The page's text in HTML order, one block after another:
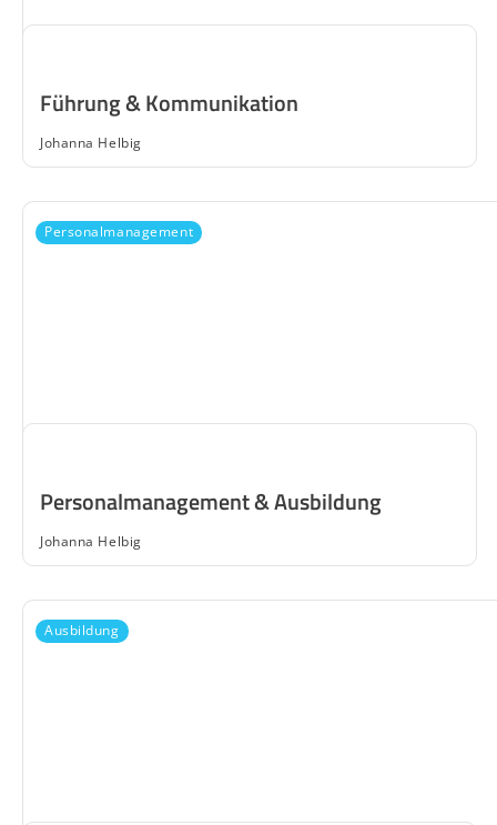
Führung & Kommunikation
Johanna Helbig
Personalmanagement & Ausbildung
Johanna Helbig
Personalmanagement
Ausbildung